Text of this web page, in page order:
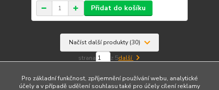
Přidat do košíku
Načíst další produkty (30)
strana z 5další
Pro základní funkčnost, zpříjemnění používání webu, analytické
účely a v případě udělení souhlasu také pro účely cílení reklamy